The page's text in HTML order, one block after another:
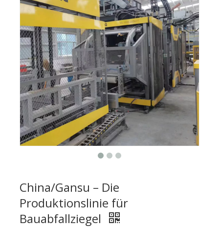
China/Gansu – Die
Produktionslinie für
Bauabfallziegel